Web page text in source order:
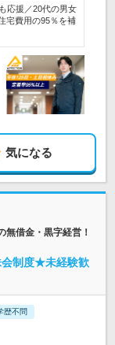
応援／20代の男女
宅費用の95％を補
気になる
無借金・黒字経営！
会制度★未経験歓
歴不問